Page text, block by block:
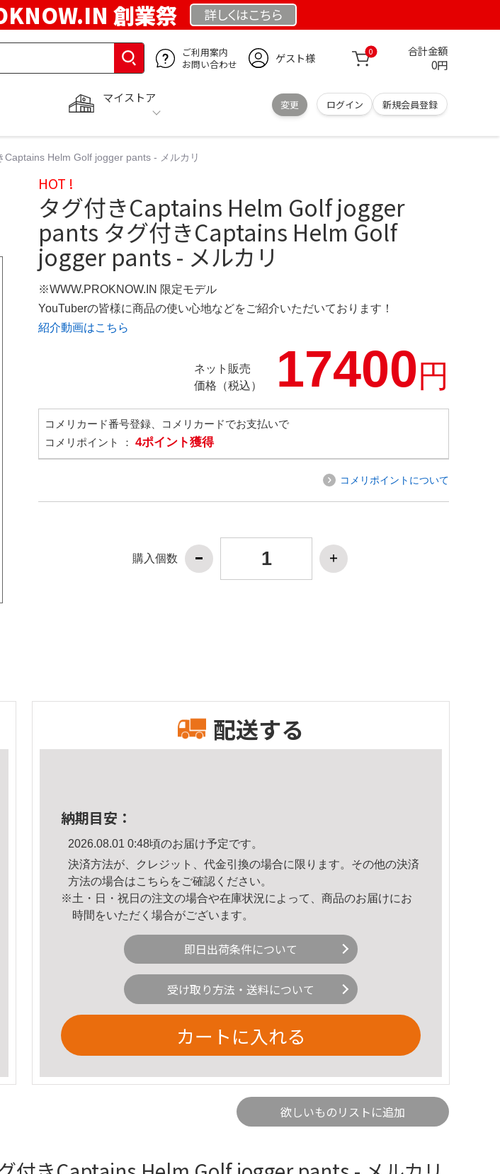
創業祭 詳しくはこちら
ご利用案内
お問い合わせ
ゲスト様 0 合計金額
0円
マイストア
変更 ログイン 新規会員登録
Helm Golf jogger pants - メルカリ
HOT !
タグ付きCaptains Helm Golf jogger
pants タグ付きCaptains Helm Golf
jogger pants - メルカリ
※WWW.PROKNOW.IN 限定モデル
YouTuberの皆様に商品の使い心地などをご紹介いただいております！
紹介動画はこちら
ネット販売
価格（税込）
17400円
コメリカード番号登録、コメリカードでお支払いで
コメリポイント ： 4ポイント獲得
コメリポイントについて
購入個数
配送する
納期目安：
2026.08.01 0:48頃のお届け予定です。
決済方法が、クレジット、代金引換の場合に限ります。その他の決済
方法の場合はこちら をご確認ください。
※土・日・祝日の注文の場合や在庫状況によって、商品のお届けにお
時間をいただく場合がございます。
即日出荷条件について
受け取り方法・送料について
カートに入れる
欲しいものリストに追加